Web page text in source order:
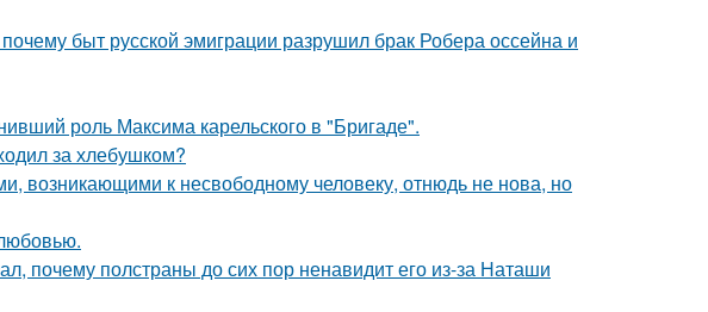
быт русской эмиграции разрушил брак Робера оссейна и
роль Максима карельского в "Бригаде".
за хлебушком?
возникающими к несвободному человеку, отнюдь не нова, но
почему полстраны до сих пор ненавидит его из-за Наташи